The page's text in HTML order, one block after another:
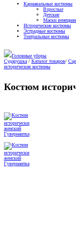
Карнавальные костюмы
Взрослые
Детские
Маски
Исторические костюмы
Эстрадные костюмы
Театральные костюмы
Головные уборы
Сударушка / Каталог товаров/
исторические костюмы
Костюм